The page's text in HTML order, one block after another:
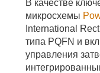
В качестве
микросхемы
International
типа PQFN и
управления